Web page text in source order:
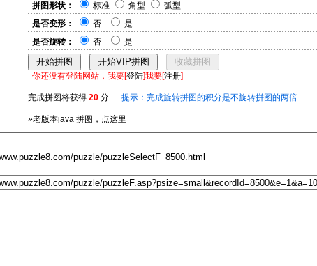
拼图形状：
标准 角型
弧型
是否变形：
否
是
是否旋转：
否 是
你还没有登陆网站，我要[登陆]我要[注册]
完成拼图将获得 20 分 提示：完成旋转拼图的积分是不旋转拼图的两倍
»老版本java 拼图，点这里